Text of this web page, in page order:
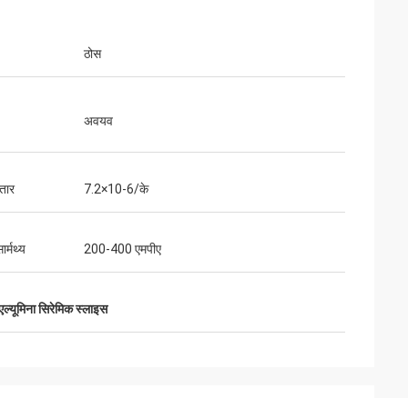
ठोस
अवयव
7.2×10-6/के
200-400 एमपीए
सिरेमिक स्लाइस